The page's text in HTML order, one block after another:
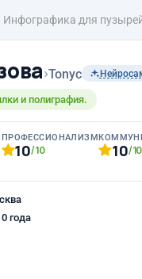
Инфографика для
›Tonyc
и полиграфия.
ПРОФЕССИОНАЛИЗМ
10/10 10/10
года